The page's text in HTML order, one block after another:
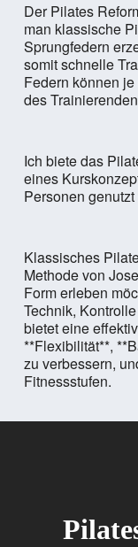
Der Pilates
man klassische
Sprungfedern
somit schnelle
Federn können
des
Ich biete das
eines
Personen
Klassisches
Methode von
Form erleben
Technik,
bietet eine
**Flexibilität**,
zu verbessern,
Fitnessstufen.